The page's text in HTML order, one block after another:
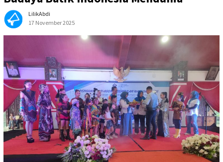
LilikAbdi
17 November 2025